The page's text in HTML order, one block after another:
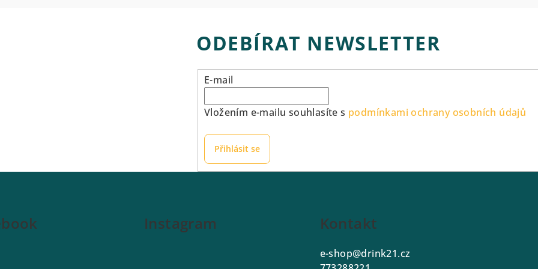
ODEBÍRAT NEWSLETTER
E-mail
Vložením e-mailu souhlasíte s podmínkami ochrany osobních údajů
Přihlásit se
Instagram Kontakt
e-shop@drink21.cz